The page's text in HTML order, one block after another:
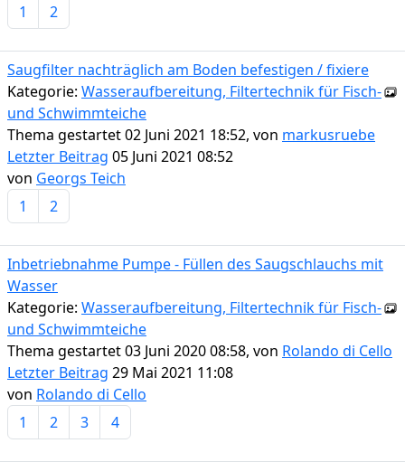
1
2
Saugfilter nachträglich am Boden befestigen / fixiere
Kategorie: Wasseraufbereitung, Filtertechnik für Fisch-
und Schwimmteiche
Thema gestartet 02 Juni 2021 18:52, von markusruebe
Letzter Beitrag 05 Juni 2021 08:52
von Georgs Teich
1
2
Inbetriebnahme Pumpe - Füllen des Saugschlauchs mit
Wasser
Kategorie: Wasseraufbereitung, Filtertechnik für Fisch-
und Schwimmteiche
Thema gestartet 03 Juni 2020 08:58, von Rolando di Cello
Letzter Beitrag 29 Mai 2021 11:08
von Rolando di Cello
1
2 3 4